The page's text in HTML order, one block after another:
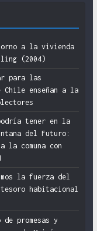
a la vivienda
(2004)
para las
Chile enseñan a la
tener en la
del Futuro:
la comuna con
la fuerza del
habitacional
promesas y